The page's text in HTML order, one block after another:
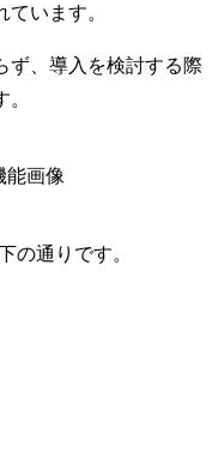
います。
ず、導入を検討する際
の通りです。